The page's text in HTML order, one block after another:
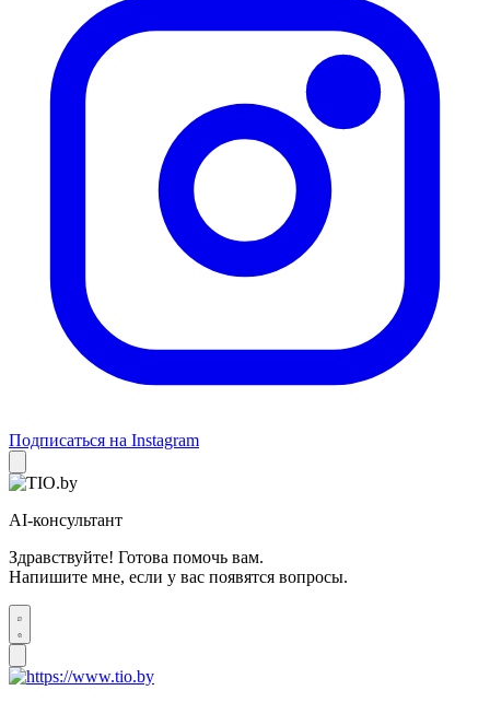
Подписаться на Instagram
AI-консультант
Здравствуйте! Готова помочь вам.
Напишите мне, если у вас появятся вопросы.